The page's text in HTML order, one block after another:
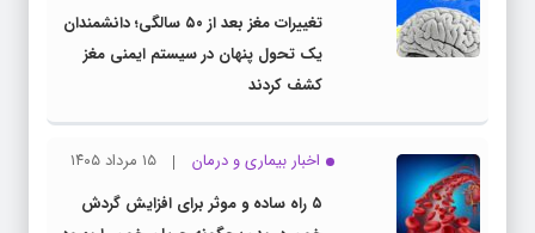
تغییرات مغز بعد از ۵۰ سالگی؛ دانشمندان
یک تحول پنهان در سیستم ایمنی مغز
کشف کردند
اخبار بیماری و درمان
۱۵ مرداد ۱۴۰۵
۵ راه ساده و موثر برای افزایش گردش